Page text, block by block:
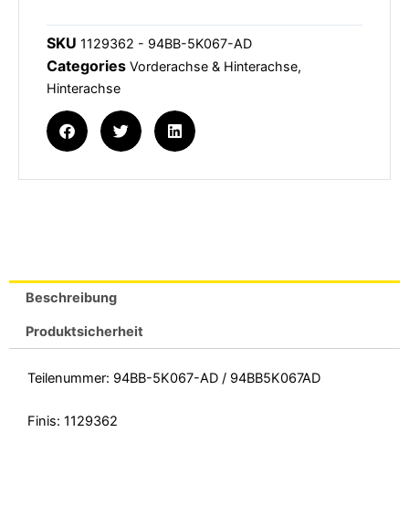
SKU 1129362 - 94BB-5K067-AD
Categories Vorderachse & Hinterachse,
Hinterachse
Beschreibung
Produktsicherheit
Teilenummer: 94BB-5K067-AD / 94BB5K067AD
Finis: 1129362